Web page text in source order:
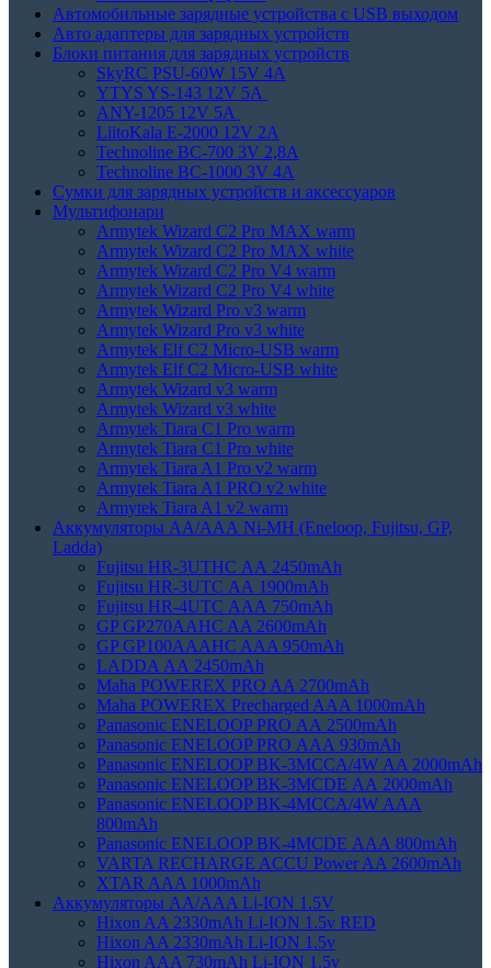
Автомобильные зарядные устройства с USB выходом
Авто адаптеры для зарядных устройств
Блоки питания для зарядных устройств
SkyRC PSU-60W 15V 4A
YTYS YS-143 12V 5A
ANY-1205 12V 5A
LiitoKala E-2000 12V 2A
Technoline BC-700 3V 2,8A
Technoline BC-1000 3V 4A
Сумки для зарядных устройств и аксессуаров
Мультифонари
Armytek Wizard C2 Pro MAX warm
Armytek Wizard C2 Pro MAX white
Armytek Wizard C2 Pro V4 warm
Armytek Wizard C2 Pro V4 white
Armytek Wizard Pro v3 warm
Armytek Wizard Pro v3 white
Armytek Elf C2 Micro-USB warm
Armytek Elf C2 Micro-USB white
Armytek Wizard v3 warm
Armytek Wizard v3 white
Armytek Tiara C1 Pro warm
Armytek Tiara C1 Pro white
Armytek Tiara A1 Pro v2 warm
Armytek Tiara A1 PRO v2 white
Armytek Tiara A1 v2 warm
Аккумуляторы АА/ААА Ni-MH (Eneloop, Fujitsu, GP,
Ladda)
Fujitsu HR-3UTHC АА 2450mAh
Fujitsu HR-3UTC АА 1900mAh
Fujitsu HR-4UTC АAА 750mAh
GP GP270AAHC AA 2600mAh
GP GP100AAAHC AAA 950mAh
LADDA АА 2450mAh
Maha POWEREX PRO AA 2700mAh
Maha POWEREX Precharged AAA 1000mAh
Panasonic ENELOOP PRO АА 2500mAh
Panasonic ENELOOP PRO АAА 930mAh
Panasonic ENELOOP BK-3MCCA/4W АA 2000mAh
Panasonic ENELOOP BK-3MCDE АА 2000mAh
Panasonic ENELOOP BK-4MCCA/4W ААA
800mAh
Panasonic ENELOOP BK-4MCDE АAА 800mAh
VARTA RECHARGE ACCU Power AA 2600mAh
XTAR AAA 1000mAh
Аккумуляторы АА/AAA Li-ION 1.5V
Hixon AA 2330mAh Li-ION 1.5v RED
Hixon AA 2330mAh Li-ION 1.5v
Hixon AAA 730mAh Li-ION 1.5v